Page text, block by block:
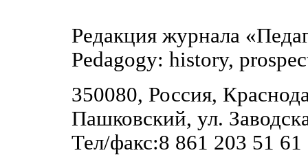
Редакция журнала
Pedagogу: history,
350080, Россия,
Пашковский, ул.
Тел/факс:8 861 203 51 61